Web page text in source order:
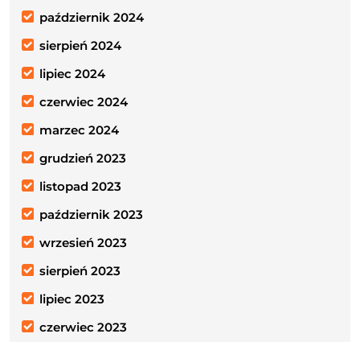
październik 2024
sierpień 2024
lipiec 2024
czerwiec 2024
marzec 2024
grudzień 2023
listopad 2023
październik 2023
wrzesień 2023
sierpień 2023
lipiec 2023
czerwiec 2023